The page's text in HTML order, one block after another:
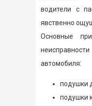
водители с
явственно
Основные
автомобиля:
подушки
подушки